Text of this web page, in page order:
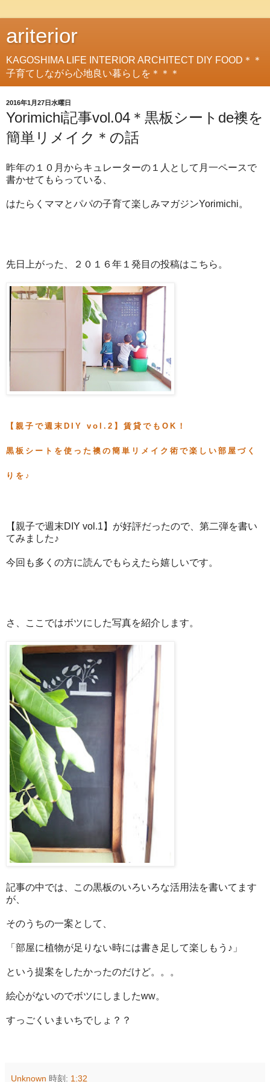
ariterior
KAGOSHIMA LIFE INTERIOR ARCHITECT DIY FOOD＊＊
子育てしながら心地良い暮らしを＊＊＊
2016年1月27日水曜日
Yorimichi記事vol.04＊黒板シートde襖を
簡単リメイク＊の話
昨年の１０月からキュレーターの１人として月一ペースで
書かせてもらっている、
はたらくママとパパの子育て楽しみマガジンYorimichi。
先日上がった、２０１６年１発目の投稿はこちら。
【親子で週末DIY vol.2】賃貸でもOK！
黒板シートを使った襖の簡単リメイク術で楽しい部屋づく
りを♪
【親子で週末DIY vol.1】が好評だったので、第二弾を書い
てみました♪
今回も多くの方に読んでもらえたら嬉しいです。
さ、ここではボツにした写真を紹介します。
記事の中では、この黒板のいろいろな活用法を書いてます
が、
そのうちの一案として、
「部屋に植物が足りない時には書き足して楽しもう♪」
という提案をしたかったのだけど。。。
絵心がないのでボツにしましたww。
すっごくいまいちでしょ？？
Unknown 時刻: 1:32